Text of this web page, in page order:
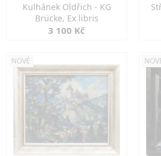
Kulhánek Oldřich - KG
Brücke, Ex libris
3 100 Kč
NOVÉ